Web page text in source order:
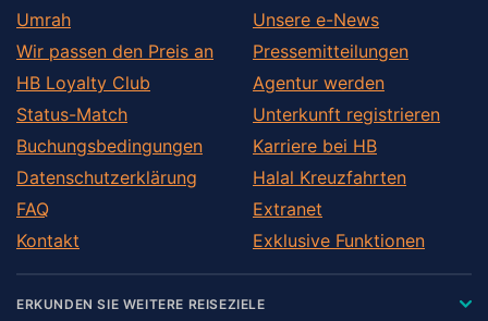
Umrah
Wir passen den Preis an
HB Loyalty Club
Status-Match
Buchungsbedingungen
Datenschutzerklärung
FAQ
Kontakt
Unsere e-News
Pressemitteilungen
Agentur werden
Unterkunft registrieren
Karriere bei HB
Halal Kreuzfahrten
Extranet
Exklusive Funktionen
ERKUNDEN SIE WEITERE REISEZIELE